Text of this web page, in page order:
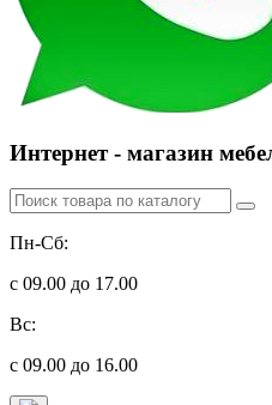
Интернет - магазин
Пн-Сб:
с 09.00 до 17.00
Вс:
с 09.00 до 16.00